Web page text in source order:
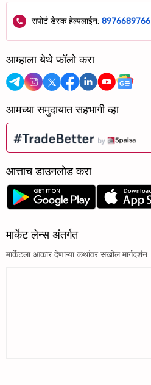
सपोर्ट डेस्क हेल्पलाईन: 8976689766
आम्हाला येथे फॉलो करा
आमच्या समुदायात सहभागी व्हा
आत्ताच डाउनलोड करा
मार्केट लेन्स अंतर्गत
मार्केटला आकार देणाऱ्या कथांवर सखोल मार्गदर्शन